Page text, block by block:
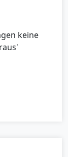
keine